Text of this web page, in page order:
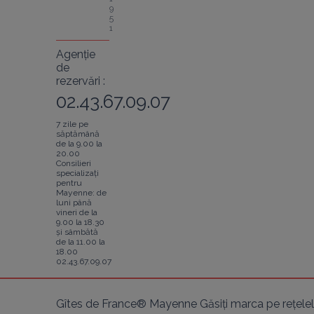
9
5
1
Agenție
de
rezervări :
02.43.67.09.07
7 zile pe
săptămână
de la 9.00 la
20.00
Consilieri
specializați
pentru
Mayenne: de
luni până
vineri de la
9.00 la 18.30
și sâmbătă
de la 11.00 la
18.00
02.43.67.09.07
Gîtes de France® Mayenne Găsiți marca pe